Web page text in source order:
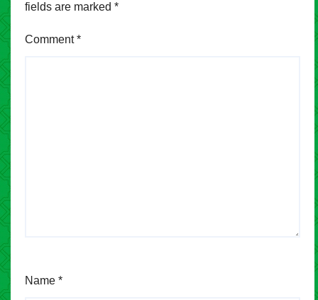
fields are marked *
Comment*
Name *